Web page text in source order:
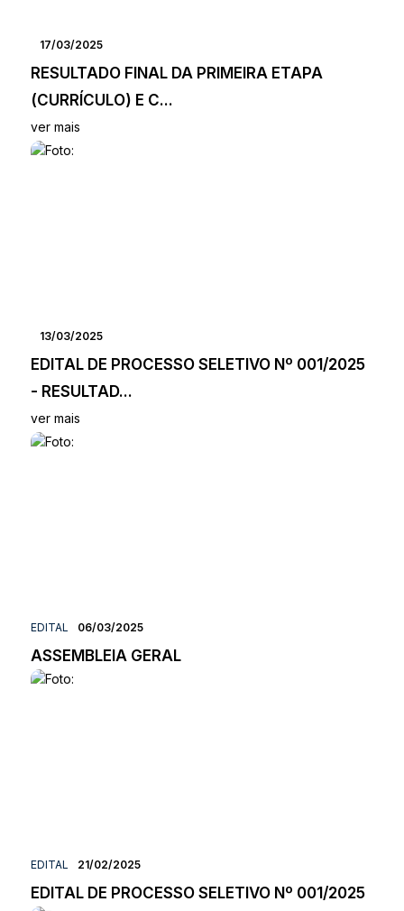
17/03/2025
RESULTADO FINAL DA PRIMEIRA ETAPA
(CURRÍCULO) E C...
ver mais
13/03/2025
EDITAL DE PROCESSO SELETIVO Nº 001/2025
- RESULTAD...
ver mais
EDITAL 06/03/2025
ASSEMBLEIA GERAL
EDITAL 21/02/2025
EDITAL DE PROCESSO SELETIVO Nº 001/2025